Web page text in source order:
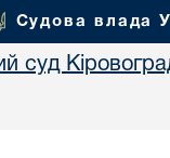
Судова влада
суд